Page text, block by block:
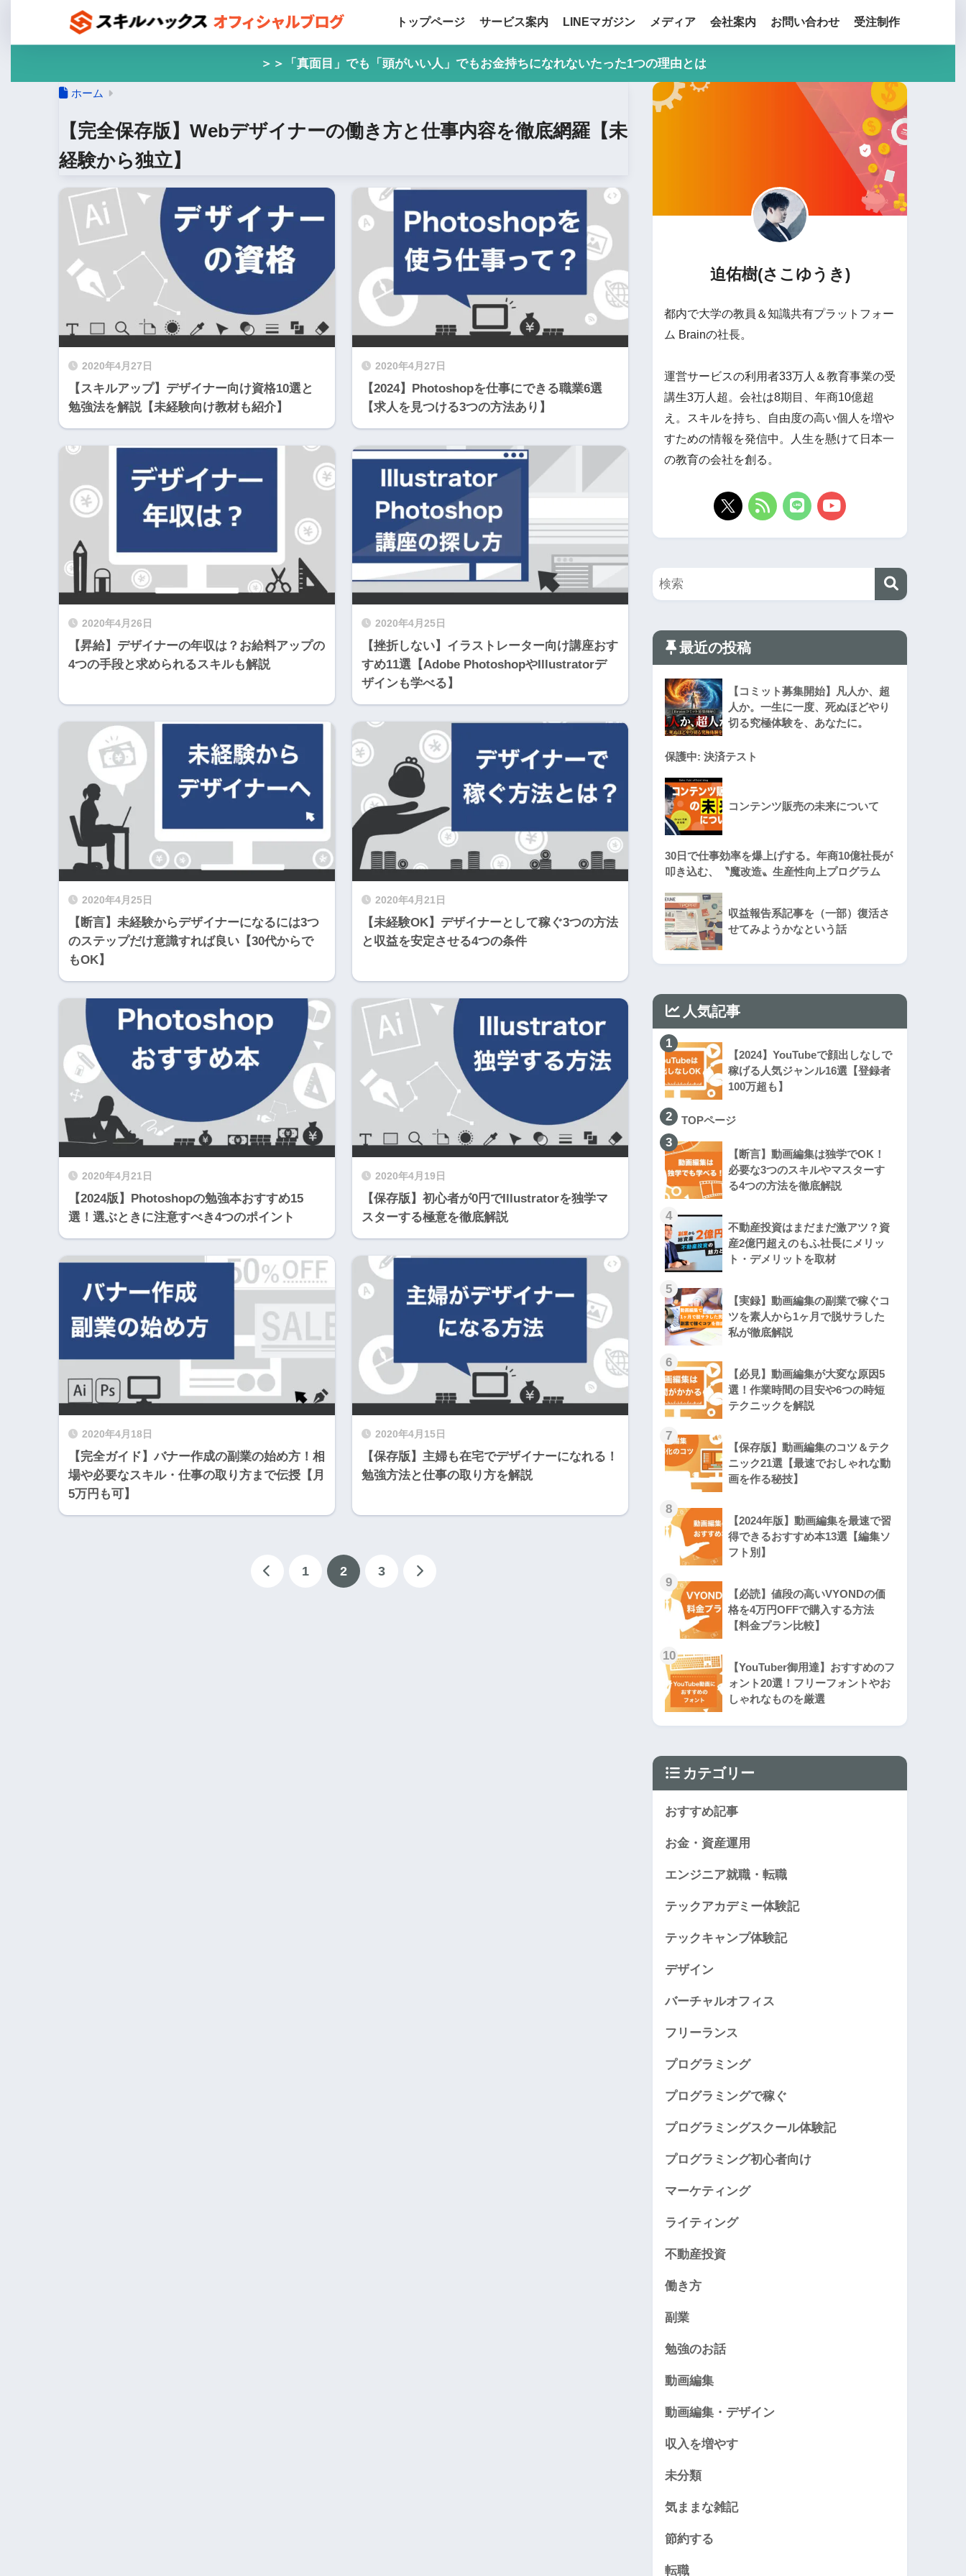
トップページ サービス案内 LINEマガジン メディア 会社案内 お問い合わせ 受注制作
＞＞「真面目」でも「頭がいい人」でもお金持ちになれないたった1つの理由とは
ホーム
【完全保存版】Webデザイナーの働き方と仕事内容を徹底網羅【未
経験から独立】
2020年4月27日
【スキルアップ】デザイナー向け資格10選と
勉強法を解説【未経験向け教材も紹介】
2020年4月27日
【2024】Photoshopを仕事にできる職業6選
【求人を見つける3つの方法あり】
2020年4月26日
【昇給】デザイナーの年収は？お給料アップの
4つの手段と求められるスキルも解説
2020年4月25日
【挫折しない】イラストレーター向け講座おす
すめ11選【Adobe PhotoshopやIllustratorデ
ザインも学べる】
2020年4月25日
【断言】未経験からデザイナーになるには3つ
のステップだけ意識すれば良い【30代からで
もOK】
2020年4月21日
【未経験OK】デザイナーとして稼ぐ3つの方法
と収益を安定させる4つの条件
2020年4月21日
【2024版】Photoshopの勉強本おすすめ15
選！選ぶときに注意すべき4つのポイント
2020年4月19日
【保存版】初心者が0円でIllustratorを独学マ
スターする極意を徹底解説
2020年4月18日
【完全ガイド】バナー作成の副業の始め方！相
場や必要なスキル・仕事の取り方まで伝授【月
5万円も可】
2020年4月15日
【保存版】主婦も在宅でデザイナーになれる！
勉強方法と仕事の取り方を解説
1 2 3
迫佑樹(さこゆうき)
都内で大学の教員＆知識共有プラットフォー
ム Brainの社長。
運営サービスの利用者33万人＆教育事業の受
講生3万人超。会社は8期目、年商10億超
え。スキルを持ち、自由度の高い個人を増や
すための情報を発信中。人生を懸けて日本一
の教育の会社を創る。
最近の投稿
【コミット募集開始】凡人か、超
人か。一生に一度、死ぬほどやり
切る究極体験を、あなたに。
保護中: 決済テスト
コンテンツ販売の未来について
30日で仕事効率を爆上げする。年商10億社長が
叩き込む、〝魔改造〟生産性向上プログラム
収益報告系記事を（一部）復活さ
せてみようかなという話
人気記事
1
【2024】YouTubeで顔出しなしで
稼げる人気ジャンル16選【登録者
100万超も】
2 TOPページ
3
【断言】動画編集は独学でOK！
必要な3つのスキルやマスターす
る4つの方法を徹底解説
4
不動産投資はまだまだ激アツ？資
産2億円超えのもふ社長にメリッ
ト・デメリットを取材
5
【実録】動画編集の副業で稼ぐコ
ツを素人から1ヶ月で脱サラした
私が徹底解説
6
【必見】動画編集が大変な原因5
選！作業時間の目安や6つの時短
テクニックを解説
7
【保存版】動画編集のコツ＆テク
ニック21選【最速でおしゃれな動
画を作る秘技】
8
【2024年版】動画編集を最速で習
得できるおすすめ本13選【編集ソ
フト別】
9
【必読】値段の高いVYONDの価
格を4万円OFFで購入する方法
【料金プラン比較】
10
【YouTuber御用達】おすすめのフ
ォント20選！フリーフォントやお
しゃれなものを厳選
カテゴリー
おすすめ記事
お金・資産運用
エンジニア就職・転職
テックアカデミー体験記
テックキャンプ体験記
デザイン
バーチャルオフィス
フリーランス
プログラミング
プログラミングで稼ぐ
プログラミングスクール体験記
プログラミング初心者向け
マーケティング
ライティング
不動産投資
働き方
副業
勉強のお話
動画編集
動画編集・デザイン
収入を増やす
未分類
気ままな雑記
節約する
転職